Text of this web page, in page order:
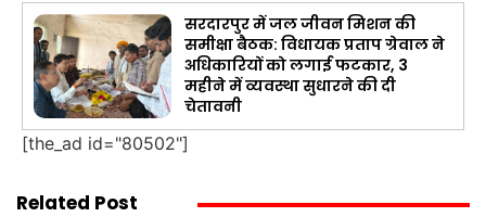
सरदारपुर में जल जीवन मिशन की
समीक्षा बैठक: विधायक प्रताप ग्रेवाल ने
अधिकारियों को लगाई फटकार, 3
महीने में व्यवस्था सुधारने की दी
चेतावनी
[the_ad id="80502"]
Related Post